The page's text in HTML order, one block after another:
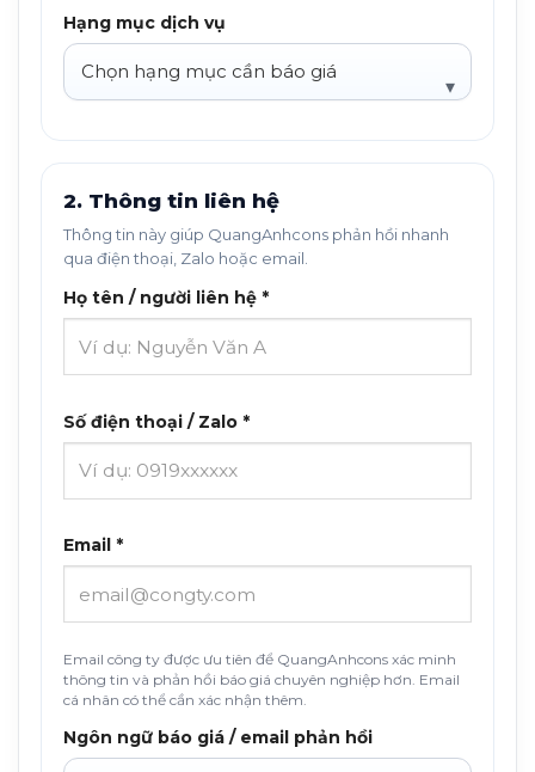
Hạng mục dịch vụ
2. Thông tin liên hệ
Thông tin này giúp QuangAnhcons phản hồi nhanh
qua điện thoại, Zalo hoặc email.
Họ tên / người liên hệ *
Số điện thoại / Zalo *
Email *
Email công ty được ưu tiên để QuangAnhcons xác minh
thông tin và phản hồi báo giá chuyên nghiệp hơn. Email
cá nhân có thể cần xác nhận thêm.
Ngôn ngữ báo giá / email phản hồi